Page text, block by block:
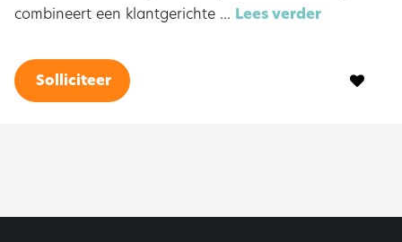
combineert een klantgerichte ... Lees verder
Solliciteer